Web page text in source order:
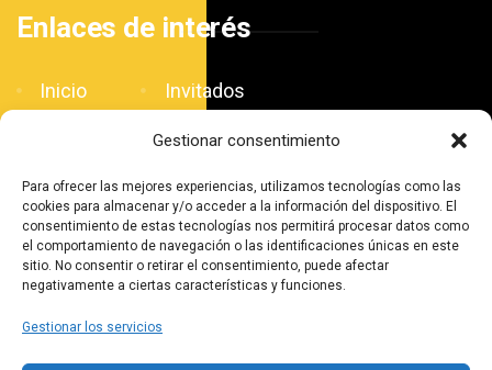
Gestionar consentimiento
Para ofrecer las mejores experiencias, utilizamos tecnologías como las
cookies para almacenar y/o acceder a la información del dispositivo. El
consentimiento de estas tecnologías nos permitirá procesar datos como
el comportamiento de navegación o las identificaciones únicas en este
sitio. No consentir o retirar el consentimiento, puede afectar
negativamente a ciertas características y funciones.
Gestionar los servicios
Enlaces de interés
Inicio
Agenda
Invitados
Patrocinadores
©2025. Salón Internacional del Cómic de Huelva.